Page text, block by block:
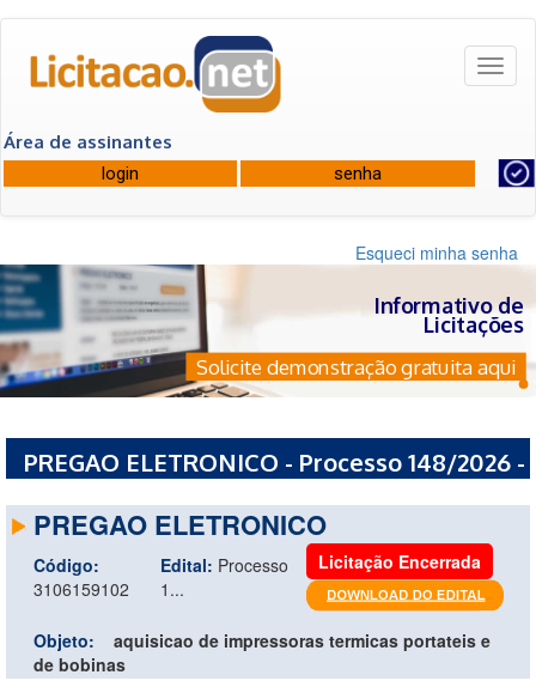
Área de assinantes
Esqueci minha senha
Informativo de
Licitações
Solicite demonstração gratuita aqui
PREGAO ELETRONICO - Processo 148/2026 -
PREGAO ELETRONICO
Código:
3106159102
Edital: Processo
1...
Licitação Encerrada
Objeto:
aquisicao de impressoras termicas portateis e
de bobinas